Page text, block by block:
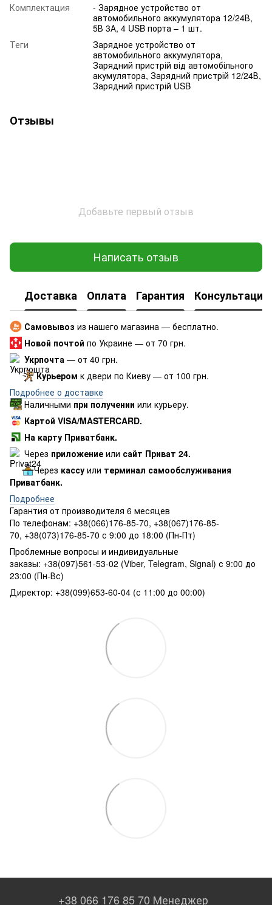
Комплектация
- Зарядное устройство от
автомобильного аккумулятора 12/24В,
5В 3А, 4 USB порта – 1 шт.
Теги
Зарядное устройство от
автомобильного аккумулятора,
Зарядний пристрій від автомобільного
акумулятора, Зарядний пристрій 12/24В,
Зарядний пристрій USB
Отзывы
Добавьте первый отзыв
Написать отзыв
Доставка Оплата Гарантия Консультация
Самовывоз из нашего магазина — бесплатно.
Новой почтой по Украине — от 70 грн.
Укрпочта — от 40 грн.
Курьером к двери по Киеву — от 100 грн.
Подробнее о доставке
Наличными при получении или курьеру.
Картой VISA/MASTERCARD.
На карту Приватбанк.
Через приложение или сайт Приват 24.
Через кассу или терминал самообслуживания
Приватбанк.
Подробнее
Гарантия от производителя 6 месяцев
По телефонам: +38(066)176-85-70, +38(067)176-85-
70, +38(073)176-85-70 с 9:00 до 18:00 (Пн-Пт)
Проблемные вопросы и индивидуальные
заказы: +38(097)561-53-02 (Viber, Telegram, Signal) с 9:00 до
23:00 (Пн-Вс)
Директор: +38(099)653-60-04 (с 11:00 до 00:00)
+38 066 176 85 70 Менеджер